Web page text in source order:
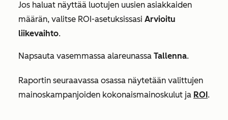
Jos haluat näyttää luotujen uusien asiakkaiden
määrän, valitse ROI-asetuksissasi Arvioitu
liikevaihto.
Napsauta vasemmassa alareunassa Tallenna.
Raportin seuraavassa osassa näytetään valittujen
mainoskampanjoiden kokonaismainoskulut ja ROI.